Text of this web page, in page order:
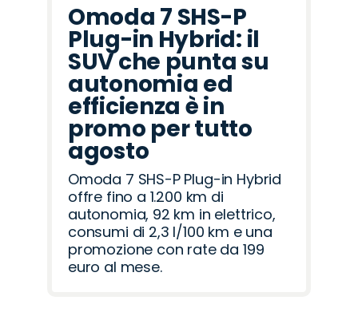
Omoda 7 SHS-P
Plug-in Hybrid: il
SUV che punta su
autonomia ed
efficienza è in
promo per tutto
agosto
Omoda 7 SHS-P Plug-in Hybrid
offre fino a 1.200 km di
autonomia, 92 km in elettrico,
consumi di 2,3 l/100 km e una
promozione con rate da 199
euro al mese.